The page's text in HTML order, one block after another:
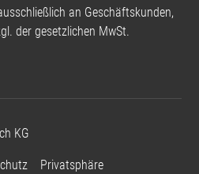
an Geschäftskunden,
der gesetzlichen MwSt.
KG
Privatsphäre